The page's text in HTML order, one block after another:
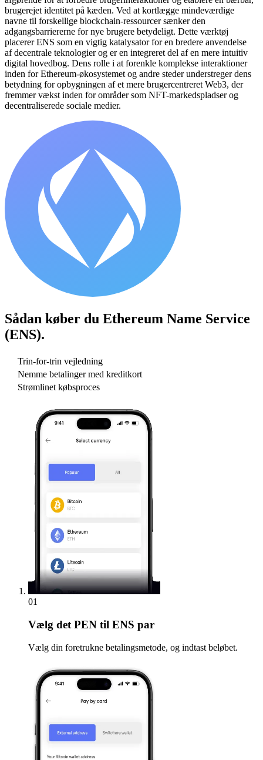
brugerejet identitet på kæden. Ved at kortlægge mindeværdige
navne til forskellige blockchain-ressourcer sænker den
adgangsbarriererne for nye brugere betydeligt. Dette værktøj
placerer ENS som en vigtig katalysator for en bredere anvendelse
af decentrale teknologier og er en integreret del af en mere intuitiv
digital hovedbog. Dens rolle i at forenkle komplekse interaktioner
inden for Ethereum-økosystemet og andre steder understreger dens
betydning for opbygningen af et mere brugercentreret Web3, der
fremmer vækst inden for områder som NFT-markedspladser og
decentraliserede sociale medier.
Sådan køber du Ethereum Name Service
(ENS).
Trin-for-trin vejledning
Nemme betalinger med kreditkort
Strømlinet købsproces
01
Vælg det PEN til ENS par
Vælg din foretrukne betalingsmetode, og indtast beløbet.